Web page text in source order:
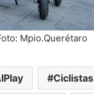
Mpio.Querétaro
Ciclistas